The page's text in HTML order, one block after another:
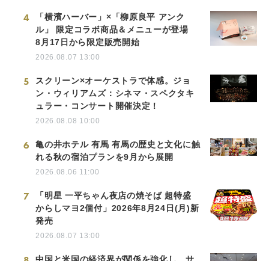
4
「横濱ハーバー」×「柳原良平 アンク
ル」 限定コラボ商品＆メニューが登場
8月17日から限定販売開始
2026.08.07 13:00
5
スクリーン×オーケストラで体感。ジョ
ン・ウィリアムズ：シネマ・スペクタキ
ュラー・コンサート開催決定！
2026.08.08 10:00
6
亀の井ホテル 有馬 有馬の歴史と文化に触
れる秋の宿泊プランを9月から展開
2026.08.06 11:00
7
「明星 一平ちゃん夜店の焼そば 超特盛
からしマヨ2個付」2026年8月24日(月)新
発売
2026.08.07 13:00
中国と米国の経済界が関係を強化し、サ